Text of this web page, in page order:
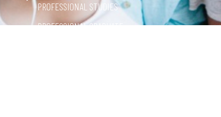
PROFESSIONAL STUDIES
PROFESSIONAL GRADUATE